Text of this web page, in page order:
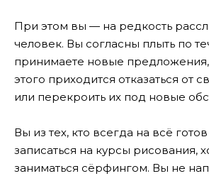
При этом вы — на редкость
человек. Вы согласны плыть по
принимаете новые
этого приходится отказаться от
или перекроить их под новые
Вы из тех, кто всегда на всё
записаться на курсы рисования,
заниматься сёрфингом. Вы не